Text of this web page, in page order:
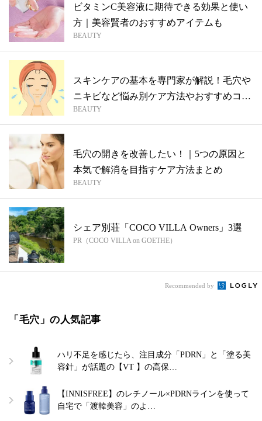
ビタミンC美容液に期待できる効果と使い
方｜美容賢者のおすすめアイテムも
BEAUTY
スキンケアの基本を専門家が解説！毛穴や
ニキビなど悩み別ケア方法やおすすめコス
メま...
BEAUTY
毛穴の開きを改善したい！｜5つの原因と
本気で解消を目指すケア方法まとめ
BEAUTY
シェア別荘「COCO VILLA Owners」3選
PR（COCO VILLA on GOETHE）
Recommended by
「毛穴」の人気記事
ハリ不足を感じたら、注目成分「PDRN」と「塗る美
容針」が話題の【VT 】の高保…
【INNISFREE】のレチノール×PDRNラインを使って
自宅で「渡韓美容」のよ…